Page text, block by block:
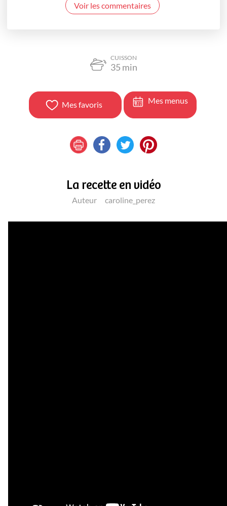
Voir les commentaires
CUISSON
35 min
Mes favoris Mes menus
La recette en vidéo
Auteur caroline_perez